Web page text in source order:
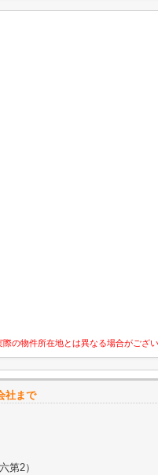
の物件所在地とは異なる場合がござい
社まで
第2）